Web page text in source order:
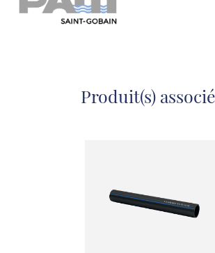
Produit(s)